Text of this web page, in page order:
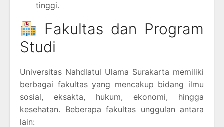
tinggi.
Fakultas dan Program
Studi
Universitas Nahdlatul Ulama Surakarta memiliki
berbagai fakultas yang mencakup bidang ilmu
sosial, eksakta, hukum, ekonomi, hingga
kesehatan. Beberapa fakultas unggulan antara
lain: